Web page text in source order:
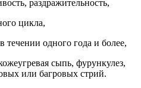
раздражительность,
цикла,
течении одного года и более,
сыпь, фурункулез,
или багровых стрий.